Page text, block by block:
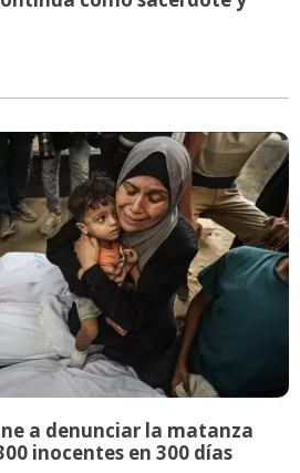
a denunciar la matanza
inocentes en 300 días